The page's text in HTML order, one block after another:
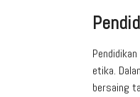
etika.
bersaing